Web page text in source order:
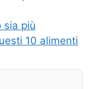
sia più
10 alimenti